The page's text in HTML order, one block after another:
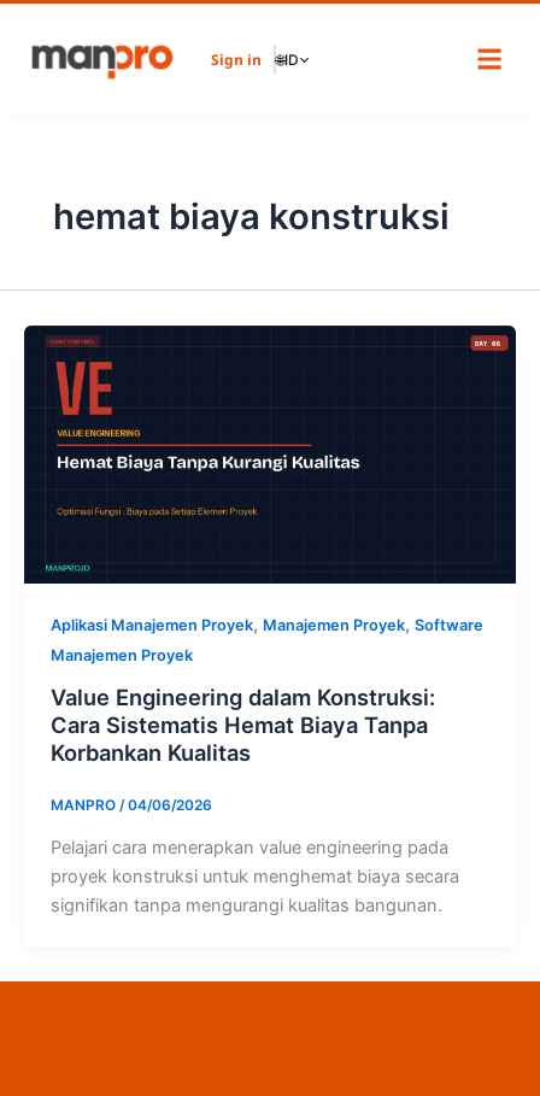
content
Sign in 🌐ID
hemat biaya konstruksi
Aplikasi Manajemen Proyek, Manajemen Proyek, Software
Manajemen Proyek
Value Engineering dalam Konstruksi:
Cara Sistematis Hemat Biaya Tanpa
Korbankan Kualitas
MANPRO /04/06/2026
Pelajari cara menerapkan value engineering pada
proyek konstruksi untuk menghemat biaya secara
signifikan tanpa mengurangi kualitas bangunan.